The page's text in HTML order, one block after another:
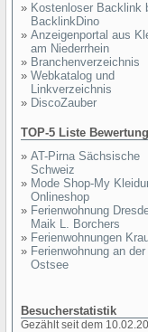
» Kostenloser Backlink
BacklinkDino
» Anzeigenportal aus
am Niederrhein
» Branchenverzeichnis
» Webkatalog und
Linkverzeichnis
» DiscoZauber
TOP-5 Liste
» AT-Pirna Sächsische
Schweiz
» Mode Shop-My
Onlineshop
» Ferienwohnung
Maik L. Borchers
» Ferienwohnungen
» Ferienwohnung an der
Ostsee
Besucherstatistik
Gezählt seit dem